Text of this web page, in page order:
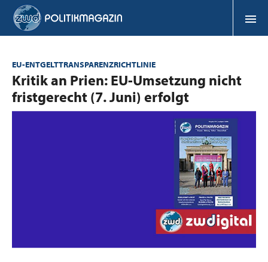
EU-ENTGELTTRANSPARENZRICHTLINIE
:Kritik an Prien: EU-Umsetzung nicht
fristgerecht (7. Juni) erfolgt